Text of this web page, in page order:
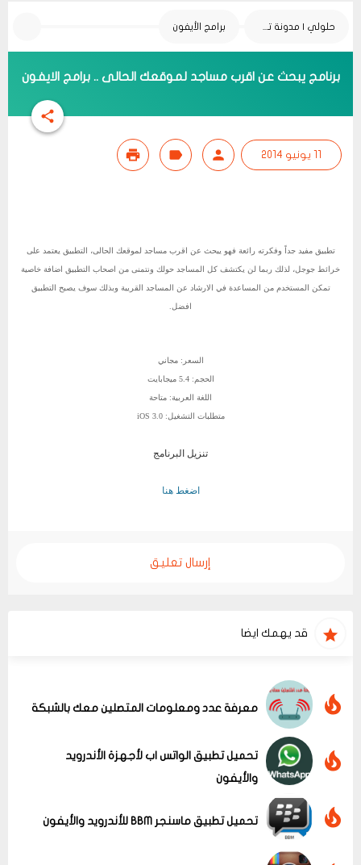
حلولي | مدونة تقنية برامج الأيفون
برنامج يبحث عن اقرب مساجد لموقعك الحالى .. برامج الايفون
تطبيق مفيد جداً وفكرته رائعة فهو يبحث عن اقرب مساجد لموقعك الحالى، التطبيق يعتمد على
خرائط جوجل، لذلك ربما لن يكتشف كل المساجد حولك ونتمنى من اصحاب التطبيق اضافة خاصية
تمكن المستخدم من المساعدة في الارشاد عن المساجد القريبة وبذلك سوف يصبح التطبيق
افضل.
السعر: مجاني
الحجم: 5.4 ميجابايت
اللغة العربية: متاحة
متطلبات التشغيل: 3.0 iOS
تنزيل البرنامج
اضغط هنا
إرسال تعليق
قد يهمك ايضا
معرفة عدد ومعلومات المتصلين معك بالشبكة
تحميل تطبيق الواتس اب لأجهزة الأندرويد
والأيفون
تحميل تطبيق ماسنجر BBM للأندرويد والأيفون